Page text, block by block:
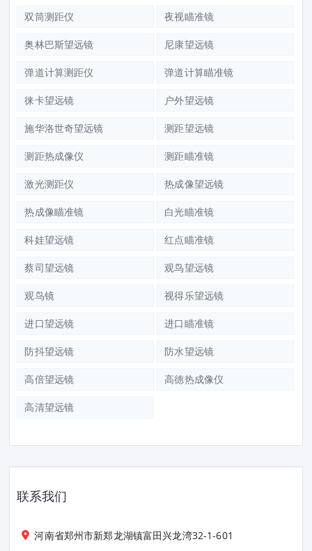
双筒测距仪 夜视瞄准镜
奥林巴斯望远镜 尼康望远镜
弹道计算测距仪 弹道计算瞄准镜
徕卡望远镜 户外望远镜
施华洛世奇望远镜 测距望远镜
测距热成像仪 测距瞄准镜
激光测距仪 热成像望远镜
热成像瞄准镜 白光瞄准镜
科娃望远镜 红点瞄准镜
蔡司望远镜 观鸟望远镜
观鸟镜 视得乐望远镜
进口望远镜 进口瞄准镜
防抖望远镜 防水望远镜
高倍望远镜 高德热成像仪
高清望远镜
联系我们
河南省郑州市新郑龙湖镇富田兴龙湾32-1-601